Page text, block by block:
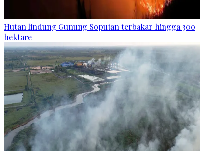
Hutan lindung Gunung Soputan terbakar hingga 300
hektare